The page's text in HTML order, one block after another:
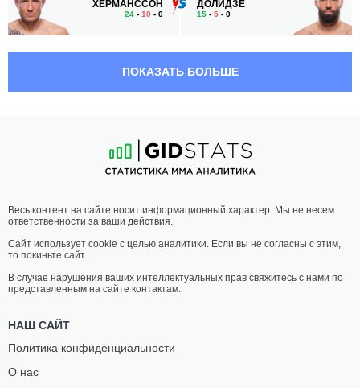
ХЕРМАНССОН
24 - 10 - 0
ДОЛИДЗЕ
15 - 5 - 0
ПРАЙС
16-11- 0 2 НЗ
06:00 МСК•
ПОЛУСРЕДНИЙ ВЕС 77.1 КГ
РОУ
ПОКАЗАТЬ БОЛЬШЕ
Весь контент на сайте носит информационный характер. Мы не несем
ответственности за ваши действия.
Сайт использует cookie с целью аналитики. Если вы не согласны с этим,
то покиньте сайт.
В случае нарушения ваших интеллектуальных прав свяжитесь с нами по
представленным на сайте контактам.
НАШ САЙТ
Политика конфиденциальности
О нас